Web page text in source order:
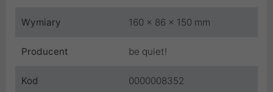
Wymiary 160 x 86 x 150 mm
Producent be quiet!
Kod 0000008352